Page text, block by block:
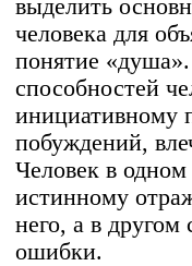
выделить
человека для
понятие
способностей
инициативному
побуждений,
Человек в
истинному
него, а в другом
ошибки.